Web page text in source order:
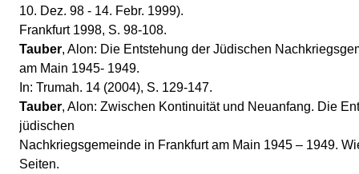
10. Dez. 98 - 14. Febr. 1999).
Frankfurt 1998, S. 98-108.
Tauber, Alon: Die Entstehung der Jüdischen
am Main 1945- 1949.
In: Trumah. 14 (2004), S. 129-147.
Tauber, Alon: Zwischen Kontinuität und Neuanfang. Die
jüdischen
Nachkriegsgemeinde in Frankfurt am Main 1945 – 1949.
Seiten.